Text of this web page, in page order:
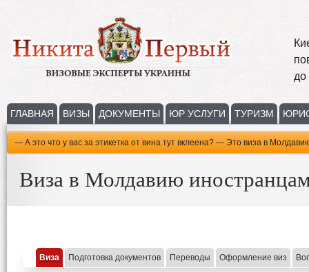
до
ГЛАВНАЯ ВИЗЫ ДОКУМЕНТЫ ЮР УСЛУГИ ТУРИЗМ
— А это что у вас за этикетка от вина тут вклеена? — Это виза в
Виза в Молдавию
Виза Подготовка документов Переводы Оформление виз